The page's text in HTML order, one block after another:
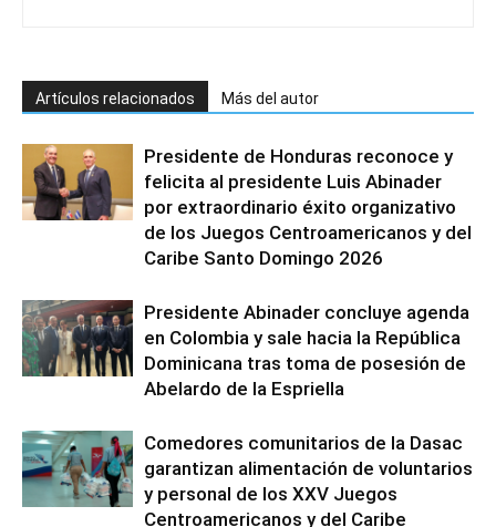
Artículos relacionados Más del autor
Presidente de Honduras reconoce y
felicita al presidente Luis Abinader
por extraordinario éxito organizativo
de los Juegos Centroamericanos y del
Caribe Santo Domingo 2026
Presidente Abinader concluye agenda
en Colombia y sale hacia la República
Dominicana tras toma de posesión de
Abelardo de la Espriella
Comedores comunitarios de la Dasac
garantizan alimentación de voluntarios
y personal de los XXV Juegos
Centroamericanos y del Caribe